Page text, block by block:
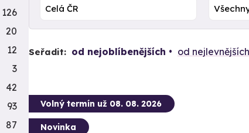
Seřadit: od nejoblíbenějších od nejlevnějších
Volný termín už 08. 08. 2026
Novinka
126
20
12
3
42
93
87